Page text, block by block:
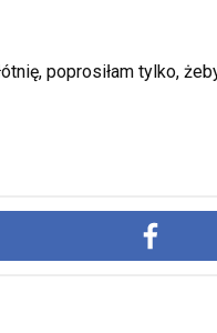
poprosiłam tylko,